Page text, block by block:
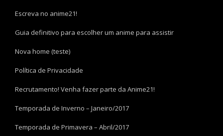
Escreva no anime21!
Guia definitivo para escolher um anime para assistir
Nova home (teste)
Política de Privacidade
Recrutamento! Venha fazer parte da Anime21!
Temporada de Inverno – Janeiro/2017
Temporada de Primavera – Abril/2017